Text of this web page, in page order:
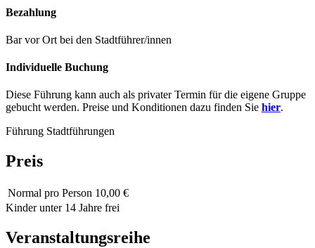
Bezahlung
Bar vor Ort bei den Stadtführer/innen
Individuelle Buchung
Diese Führung kann auch als privater Termin für die eigene Gruppe
gebucht werden. Preise und Konditionen dazu finden Sie hier.
Führung Stadtführungen
Preis
Normal pro Person 10,00 €
Kinder unter 14 Jahre frei
Veranstaltungsreihe